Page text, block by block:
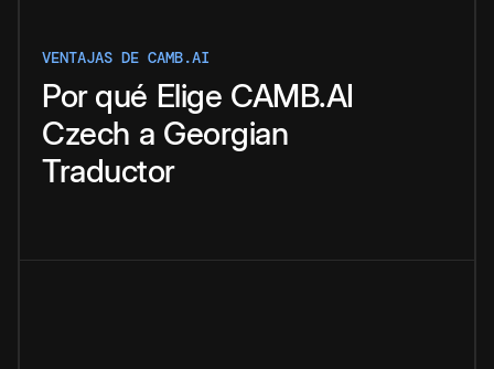
VENTAJAS DE CAMB.AI
Por qué Elige CAMB.AI
Czech a Georgian
Traductor